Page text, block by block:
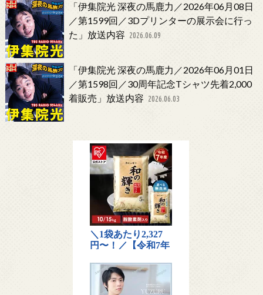
「伊集院光 深夜の馬鹿力／2026年06月08日
／第1599回／3Dプリンターの展示会に行っ
た」放送内容 2026.06.09
「伊集院光 深夜の馬鹿力／2026年06月01日
／第1598回／30周年記念Tシャツ先着2,000
着販売」放送内容 2026.06.03